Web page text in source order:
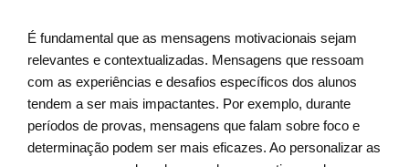
É fundamental que as mensagens motivacionais sejam
relevantes e contextualizadas. Mensagens que ressoam
com as experiências e desafios específicos dos alunos
tendem a ser mais impactantes. Por exemplo, durante
períodos de provas, mensagens que falam sobre foco e
determinação podem ser mais eficazes. Ao personalizar as